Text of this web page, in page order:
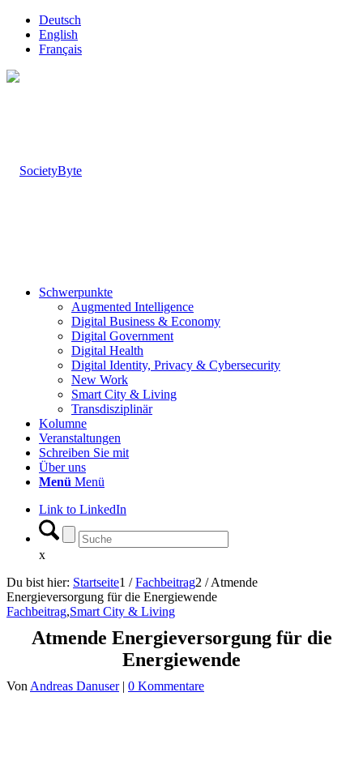
Deutsch
English
Français
Schwerpunkte
Augmented Intelligence
Digital Business & Economy
Digital Government
Digital Health
Digital Identity, Privacy & Cybersecurity
New Work
Smart City & Living
Transdisziplinär
Kolumne
Veranstaltungen
Schreiben Sie mit
Über uns
Menü Menü
Link to LinkedIn
x
Du bist hier: Startseite1 / Fachbeitrag2 / Atmende
Energieversorgung für die Energiewende
Fachbeitrag,Smart City & Living
Atmende Energieversorgung für die
Energiewende
Von Andreas Danuser | 0 Kommentare